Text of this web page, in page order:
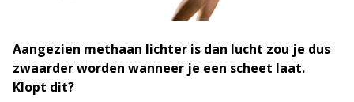
Aangezien methaan lichter is dan lucht zou je dus
zwaarder worden wanneer je een scheet laat.
Klopt dit?